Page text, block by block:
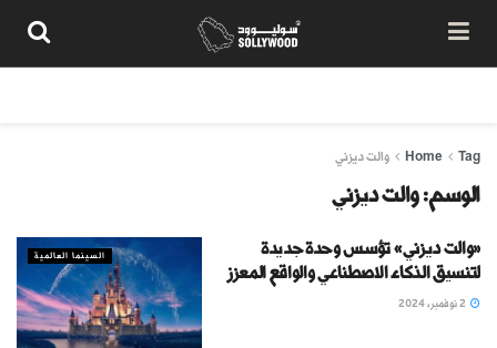
Home Tag والت ديزني
الوسم:والت ديزني
السينما العالمية
«والت ديزني» تؤسس وحدة جديدة
لتنسيق الذكاء الاصطناعي والواقع المعزز